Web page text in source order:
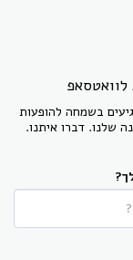
לוואטסאפ
בשמחה להופעות
שלנו. דברו איתנו.